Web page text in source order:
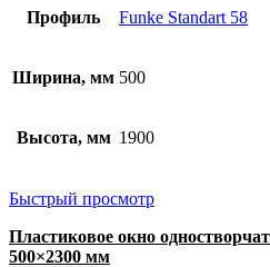
Профиль Funke Standart 58
Ширина, мм 500
Высота, мм 1900
Быстрый просмотр
Пластиковое окно
500×2300 мм